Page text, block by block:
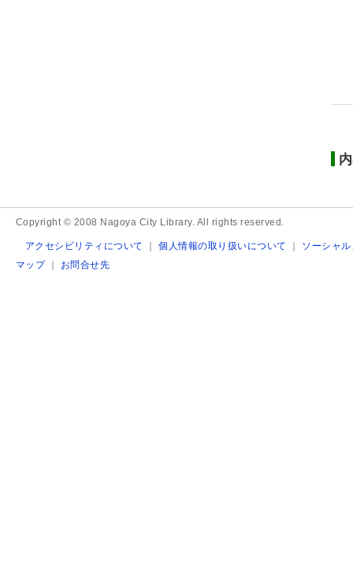
Copyright © 2008 Nagoya City Library. All rights reserved.
アクセシビリティについて ｜個人情報の取り扱いについて ｜ ソーシャ
マップ｜ お問合せ先